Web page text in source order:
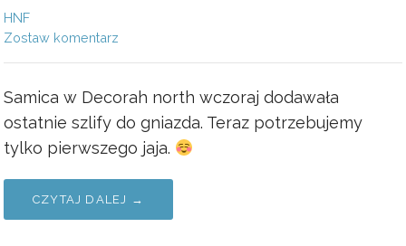
HNF
Zostaw komentarz
Samica w Decorah north wczoraj dodawała
ostatnie szlify do gniazda. Teraz potrzebujemy
tylko pierwszego jaja.
CZYTAJ DALEJ →